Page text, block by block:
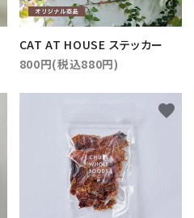
CAT AT HOUSE ステッカー
800円(税込880円)
favorite